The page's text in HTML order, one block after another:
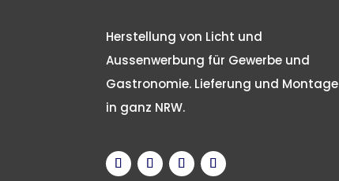
Herstellung von Licht und
Aussenwerbung für Gewerbe und
Gastronomie. Lieferung und Montage
in ganz NRW.